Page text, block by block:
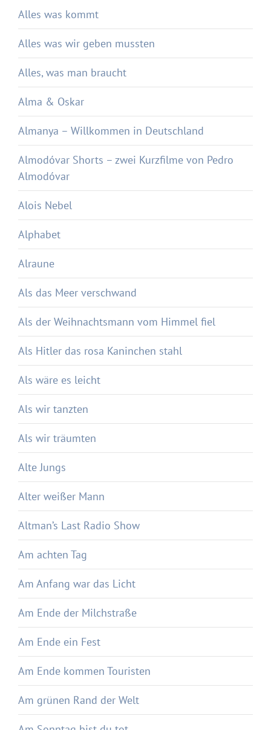
Alles was kommt
Alles was wir geben mussten
Alles, was man braucht
Alma & Oskar
Almanya – Willkommen in Deutschland
Almodóvar Shorts – zwei Kurzfilme von Pedro
Almodóvar
Alois Nebel
Alphabet
Alraune
Als das Meer verschwand
Als der Weihnachtsmann vom Himmel fiel
Als Hitler das rosa Kaninchen stahl
Als wäre es leicht
Als wir tanzten
Als wir träumten
Alte Jungs
Alter weißer Mann
Altman’s Last Radio Show
Am achten Tag
Am Anfang war das Licht
Am Ende der Milchstraße
Am Ende ein Fest
Am Ende kommen Touristen
Am grünen Rand der Welt